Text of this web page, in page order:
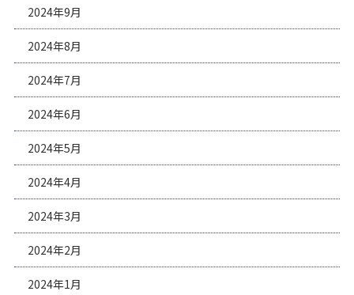
2024年9月
2024年8月
2024年7月
2024年6月
2024年5月
2024年4月
2024年3月
2024年2月
2024年1月